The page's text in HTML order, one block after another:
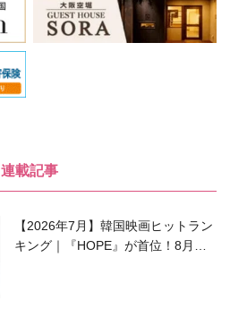
連載記事
【2026年7月】韓国映画ヒットラン
キング｜『HOPE』が首位！8月公